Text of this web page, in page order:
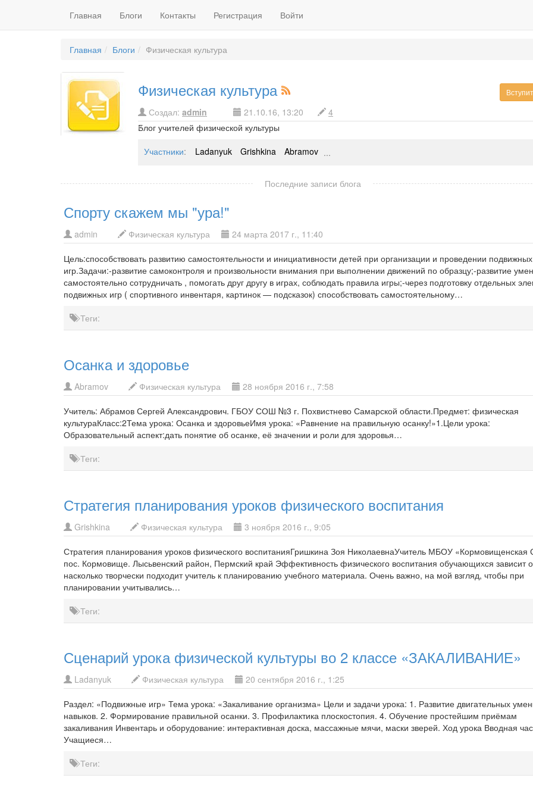
Главная Блоги Контакты Регистрация Войти
Главная Блоги Физическая культура
Физическая культура
Создал: admin 21.10.16, 13:20
4
Блог учителей физической культуры
Участники: Ladanyuk Grishkina Abramov ...
Последние записи блога
Спорту скажем мы "ура!"
admin Физическая культура 24 марта 2017 г., 11:40
Цель:способствовать развитию самостоятельности и инициативности детей при организации и проведении подвижных
игр.Задачи:-развитие самоконтроля и произвольности внимания при выполнении движений по образцу;-развитие
самостоятельно сотрудничать , помогать друг другу в играх, соблюдать правила игры;-через подготовку отдельных
подвижных игр ( спортивного инвентаря, картинок — подсказок) способствовать самостоятельному…
Теги:
Осанка и здоровье
Abramov Физическая культура 28 ноября 2016 г., 7:58
Учитель: Абрамов Сергей Александрович. ГБОУ СОШ №3 г. Похвистнево Самарской области.Предмет: физическая
культураКласс:2Тема урока: Осанка и здоровьеИмя урока: «Равнение на правильную осанку!»1.Цели урока:
Образовательный аспект:дать понятие об осанке, её значении и роли для здоровья…
Теги:
Стратегия планирования уроков физического воспитания
Grishkina Физическая культура 3 ноября 2016 г., 9:05
Стратегия планирования уроков физического воспитанияГришкина Зоя НиколаевнаУчитель МБОУ
пос. Кормовище. Лысьвенский район, Пермский край Эффективность физического воспитания обучающихся зависит
насколько творчески подходит учитель к планированию учебного материала. Очень важно, на мой взгляд, чтобы при
планировании учитывались…
Теги:
Сценарий урока физической культуры во 2 классе «ЗАКАЛИВАНИЕ»
Ladanyuk Физическая культура 20 сентября 2016 г., 1:25
Раздел: «Подвижные игр» Тема урока: «Закаливание организма» Цели и задачи урока: 1. Развитие двигательных
навыков. 2. Формирование правильной осанки. 3. Профилактика плоскостопия. 4. Обучение простейшим приёмам
закаливания Инвентарь и оборудование: интерактивная доска, массажные мячи, маски зверей. Ход урока Вводная
Учащиеся…
Теги: